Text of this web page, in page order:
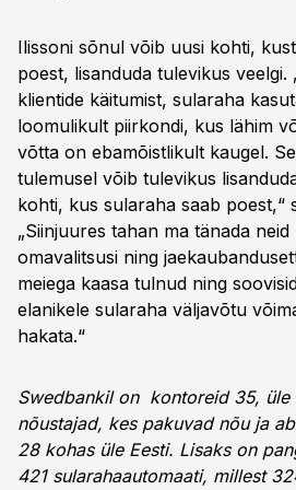
Ilissoni sõnul võib uusi kohti,
poest, lisanduda tulevikus veelgi.
klientide käitumist, sularaha
loomulikult piirkondi, kus lähim
võtta on ebamõistlikult kaugel.
tulemusel võib tulevikus
kohti, kus sularaha saab poest,“
„Siinjuures tahan ma tänada
omavalitsusi ning
meiega kaasa tulnud ning
elanikele sularaha väljavõtu
hakata.“
Swedbankil on kontoreid 35,
nõustajad, kes pakuvad nõu ja
28 kohas üle Eesti. Lisaks on
421 sularahaautomaati, millest